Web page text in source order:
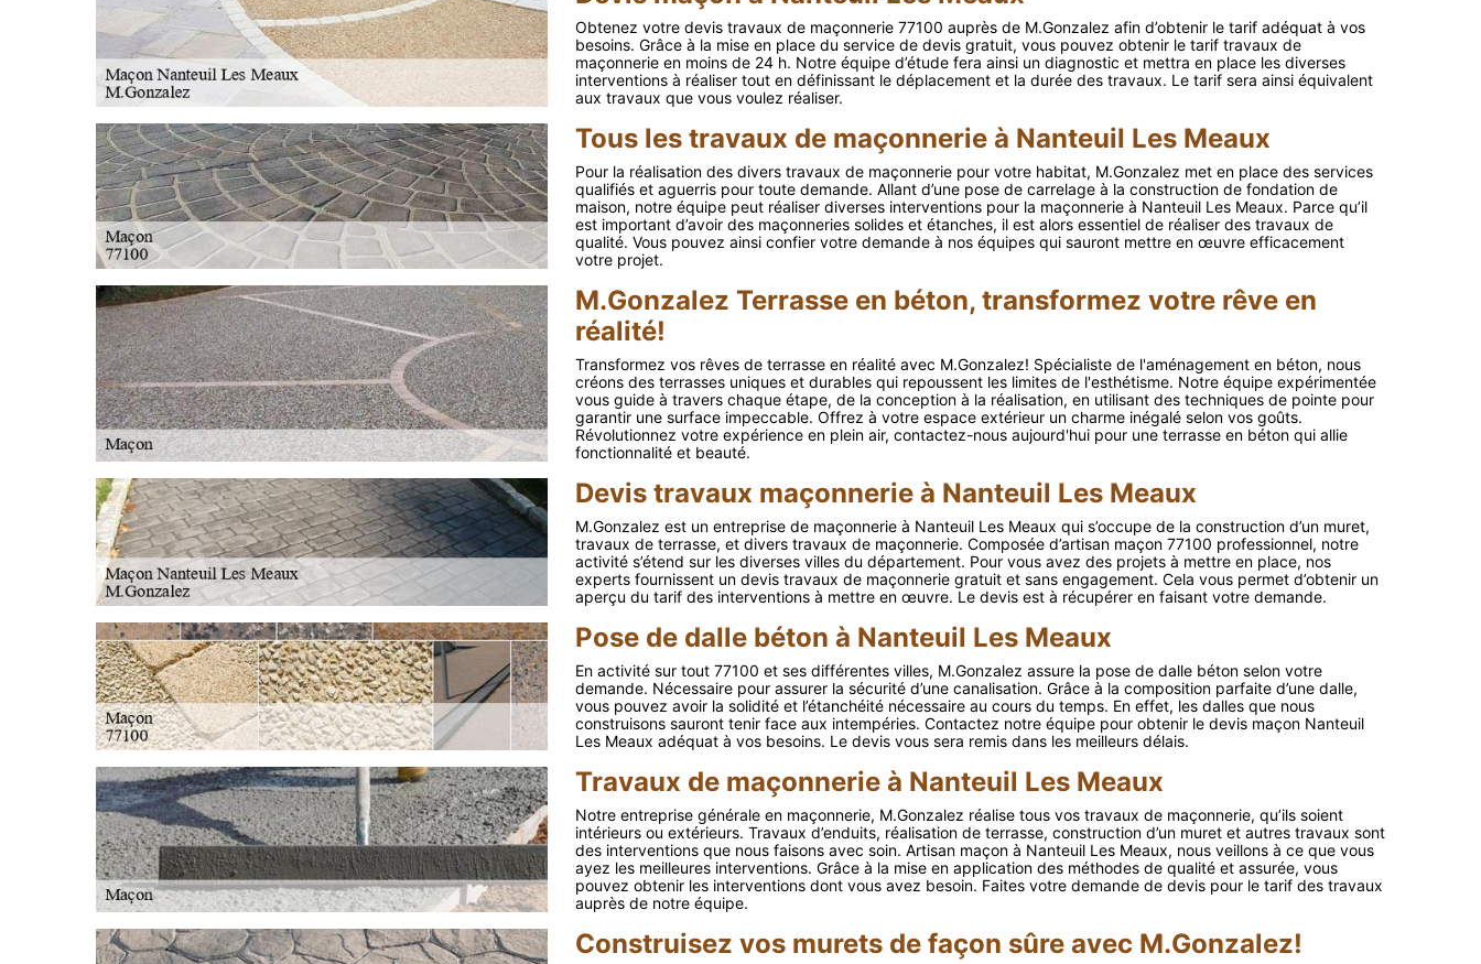
Obtenez votre devis travaux de maçonnerie 77100 auprès de M.Gonzalez afin d’obtenir le tarif adéquat à vos
besoins. Grâce à la mise en place du service de devis gratuit, vous pouvez obtenir le tarif travaux de
maçonnerie en moins de 24 h. Notre équipe d’étude fera ainsi un diagnostic et mettra en place les diverses
interventions à réaliser tout en définissant le déplacement et la durée des travaux. Le tarif sera ainsi équivalent
aux travaux que vous voulez réaliser.
Tous les travaux de maçonnerie à Nanteuil Les Meaux
Pour la réalisation des divers travaux de maçonnerie pour votre habitat, M.Gonzalez met en place des services
qualifiés et aguerris pour toute demande. Allant d’une pose de carrelage à la construction de fondation de
maison, notre équipe peut réaliser diverses interventions pour la maçonnerie à Nanteuil Les Meaux. Parce qu’il
est important d’avoir des maçonneries solides et étanches, il est alors essentiel de réaliser des travaux de
qualité. Vous pouvez ainsi confier votre demande à nos équipes qui sauront mettre en œuvre efficacement
votre projet.
M.Gonzalez Terrasse en béton, transformez votre rêve en
réalité!
Transformez vos rêves de terrasse en réalité avec M.Gonzalez! Spécialiste de l'aménagement en béton, nous
créons des terrasses uniques et durables qui repoussent les limites de l'esthétisme. Notre équipe expérimentée
vous guide à travers chaque étape, de la conception à la réalisation, en utilisant des techniques de pointe pour
garantir une surface impeccable. Offrez à votre espace extérieur un charme inégalé selon vos goûts.
Révolutionnez votre expérience en plein air, contactez-nous aujourd'hui pour une terrasse en béton qui allie
fonctionnalité et beauté.
Devis travaux maçonnerie à Nanteuil Les Meaux
M.Gonzalez est un entreprise de maçonnerie à Nanteuil Les Meaux qui s’occupe de la construction d’un muret,
travaux de terrasse, et divers travaux de maçonnerie. Composée d’artisan maçon 77100 professionnel, notre
activité s’étend sur les diverses villes du département. Pour vous avez des projets à mettre en place, nos
experts fournissent un devis travaux de maçonnerie gratuit et sans engagement. Cela vous permet d’obtenir un
aperçu du tarif des interventions à mettre en œuvre. Le devis est à récupérer en faisant votre demande.
Pose de dalle béton à Nanteuil Les Meaux
En activité sur tout 77100 et ses différentes villes, M.Gonzalez assure la pose de dalle béton selon votre
demande. Nécessaire pour assurer la sécurité d’une canalisation. Grâce à la composition parfaite d’une dalle,
vous pouvez avoir la solidité et l’étanchéité nécessaire au cours du temps. En effet, les dalles que nous
construisons sauront tenir face aux intempéries. Contactez notre équipe pour obtenir le devis maçon Nanteuil
Les Meaux adéquat à vos besoins. Le devis vous sera remis dans les meilleurs délais.
Travaux de maçonnerie à Nanteuil Les Meaux
Notre entreprise générale en maçonnerie, M.Gonzalez réalise tous vos travaux de maçonnerie, qu’ils soient
intérieurs ou extérieurs. Travaux d’enduits, réalisation de terrasse, construction d’un muret et autres travaux sont
des interventions que nous faisons avec soin. Artisan maçon à Nanteuil Les Meaux, nous veillons à ce que vous
ayez les meilleures interventions. Grâce à la mise en application des méthodes de qualité et assurée, vous
pouvez obtenir les interventions dont vous avez besoin. Faites votre demande de devis pour le tarif des travaux
auprès de notre équipe.
Construisez vos murets de façon sûre avec M.Gonzalez!